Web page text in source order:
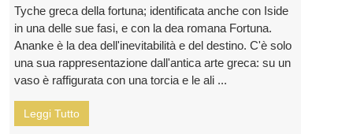
Tyche greca della fortuna; identificata anche con Iside
in una delle sue fasi, e con la dea romana Fortuna.
Ananke è la dea dell'inevitabilità e del destino. C'è solo
una sua rappresentazione dall'antica arte greca: su un
vaso è raffigurata con una torcia e le ali ...
Leggi Tutto